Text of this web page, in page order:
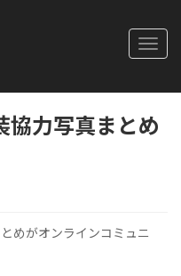
協力写真まとめ
めがオンラインコミュニ